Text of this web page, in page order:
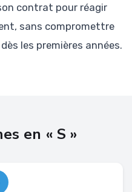
contrat pour réagir
sans compromettre
les premières années.
en « S »